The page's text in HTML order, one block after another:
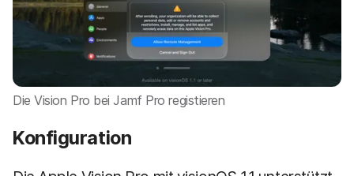
Die Vision Pro bei Jamf Pro registieren
Konfiguration